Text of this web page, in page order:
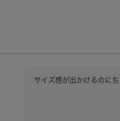
サイズ感が出かけるのに